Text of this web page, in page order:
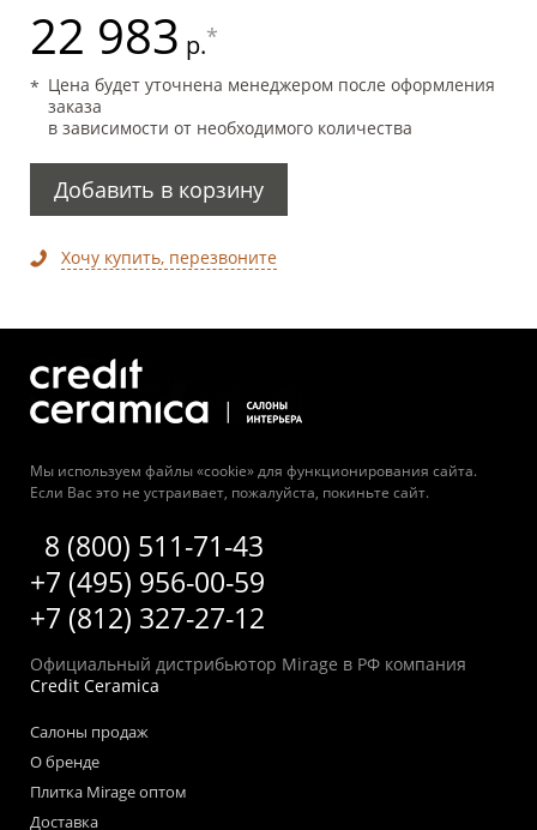
22 983 р.*
Цена будет уточнена менеджером после оформления
заказа
в зависимости от необходимого количества
Добавить в корзину
Хочу купить, перезвоните
Мы используем файлы «cookie» для функционирования сайта.
Если Вас это не устраивает, пожалуйста, покиньте сайт.
8 (800) 511-71-43
+7 (495) 956-00-59
+7 (812) 327-27-12
Официальный дистрибьютор Mirage в РФ компания
Credit Ceramica
Салоны продаж
О бренде
Плитка Mirage оптом
Доставка